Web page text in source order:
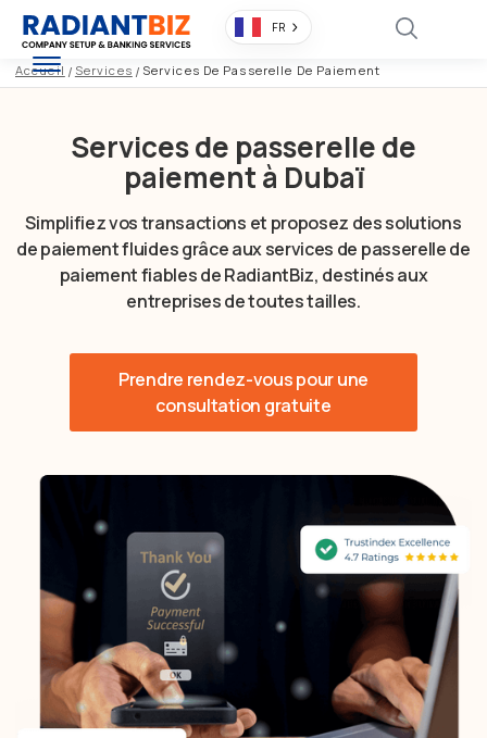
FR
Accueil / Services / Services De Passerelle De Paiement
Services de passerelle de
paiement à Dubaï
Simplifiez vos transactions et proposez des solutions
de paiement fluides grâce aux services de passerelle de
paiement fiables de RadiantBiz, destinés aux
entreprises de toutes tailles.
Prendre rendez-vous pour une
consultation gratuite